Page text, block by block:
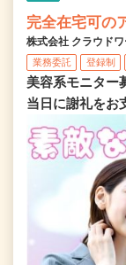
完全在宅可の
株式会社 クラウド
業務委託 登録制
美容系モニター
当日に謝礼をお